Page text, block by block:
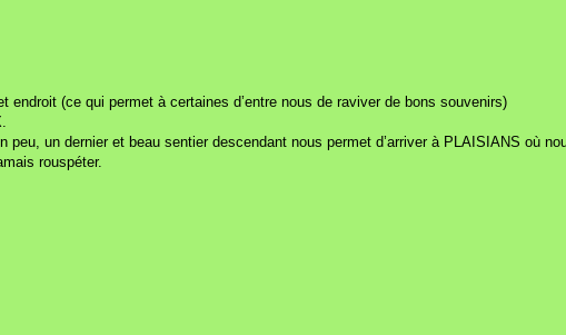
(ce qui permet à certaines d’entre nous de raviver de bons souvenirs)
un dernier et beau sentier descendant nous permet d’arriver à PLAISIANS où
rouspéter.